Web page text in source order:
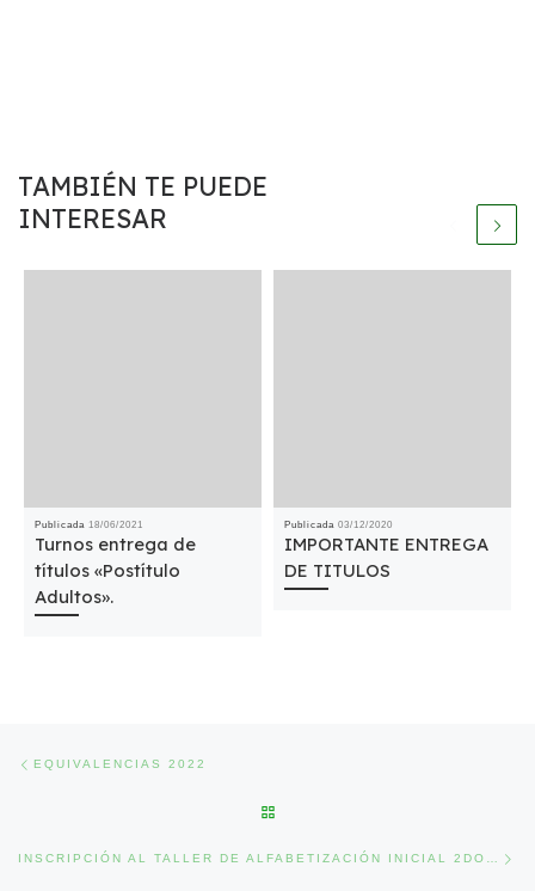
TAMBIÉN TE PUEDE
INTERESAR
Publicada 18/06/2021
Turnos entrega de
títulos «Postítulo
Adultos».
Publicada 03/12/2020
IMPORTANTE ENTREGA
DE TITULOS
EQUIVALENCIAS 2022
INSCRIPCIÓN AL TALLER DE ALFABETIZACIÓN INICIAL 2DO CUATRIMESTRE.